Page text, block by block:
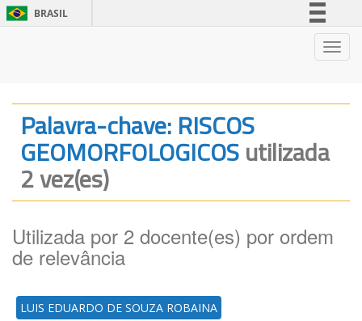
BRASIL
Legislação
Canais
Palavra-chave: RISCOS
GEOMORFOLOGICOSutilizada
2 vez(es)
Utilizada por 2 docente(es) por ordem
de relevância
LUIS EDUARDO DE SOUZA ROBAINA